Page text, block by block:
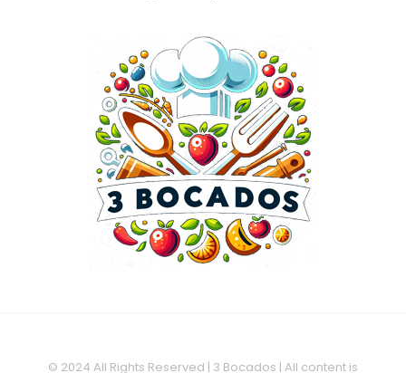
© 2024 All Rights Reserved | 3 Bocados | All content is